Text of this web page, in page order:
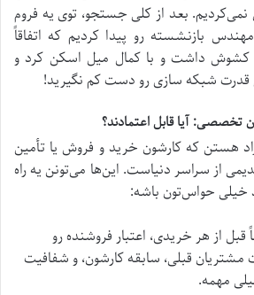
بعد از کلی جستجو، توی یه فروم
بازنشسته رو پیدا کردیم که اتفاقاً
کشوش داشت و با کمال میل اسکن کرد و
قدرت شبکه سازی رو دست کم نگیرید!
تخصصی: آیا قابل اعتمادند؟
هستن که کارشون خرید و فروش یا تأمین
از سراسر دنیاست. این‌ها می‌تونن یه راه
خیلی حواس‌تون باشه:
قبل از هر خریدی، اعتبار فروشنده رو
مشتریان قبلی، سابقه کارشون، و شفافیت
مهمه.